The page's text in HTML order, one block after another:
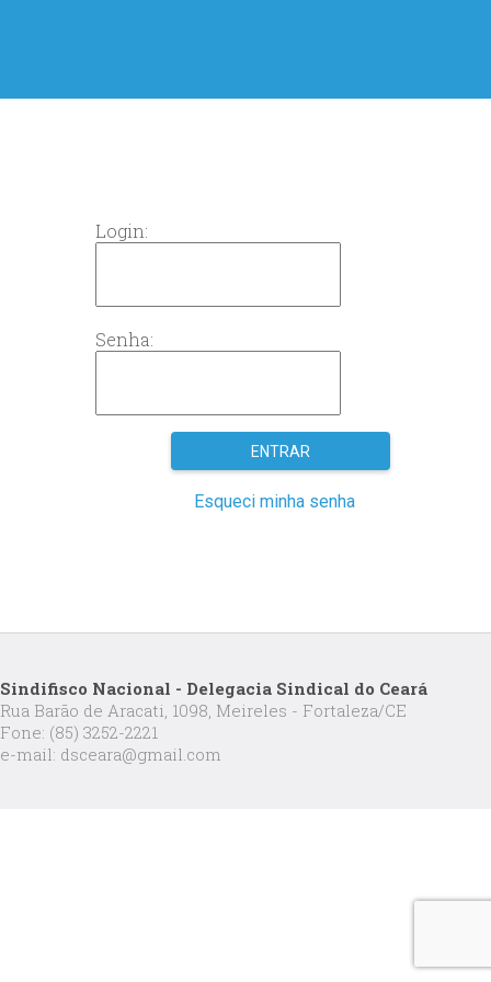
Login:
Senha:
Esqueci minha senha
Sindifisco Nacional - Delegacia Sindical do Ceará
Rua Barão de Aracati, 1098, Meireles - Fortaleza/CE
Fone: (85) 3252-2221
e-mail: dsceara@gmail.com